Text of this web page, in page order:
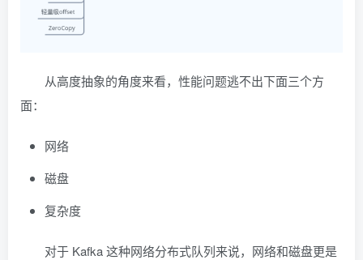
从高度抽象的角度来看，性能问题逃不出下面三个方
面：
网络
磁盘
复杂度
对于 Kafka 这种网络分布式队列来说，网络和磁盘更是